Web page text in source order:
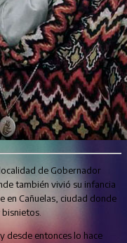
de Gobernador
también vivió su infancia
en Cañuelas, ciudad donde
desde entonces lo hace